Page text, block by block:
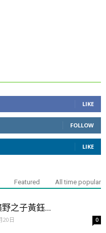
LIKE
FOLLOW
LIKE
Featured All time popular
野之子黃鈺...
20日 0